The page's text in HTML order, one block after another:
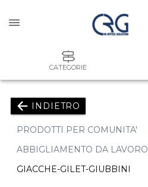
CATEGORIE
INDIETRO
PRODOTTI PER COMUNITA'
ABBIGLIAMENTO DA LAVORO
GIACCHE-GILET-GIUBBINI